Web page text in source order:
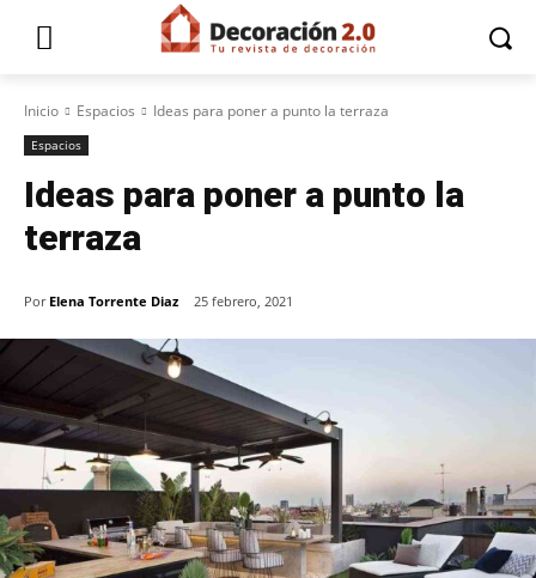
Inicio Espacios Ideas para poner a punto la terraza
Espacios
Ideas para poner a punto la
terraza
Por Elena Torrente Diaz 25 febrero, 2021